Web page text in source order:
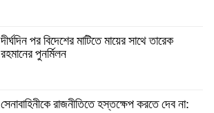
দীর্ঘদিন পর বিদেশের মাটিতে মায়ের সাথে তারেক
রহমানের পুনর্মিলন
সেনাবাহিনীকে রাজনীতিতে হস্তক্ষেপ করতে দেব না: